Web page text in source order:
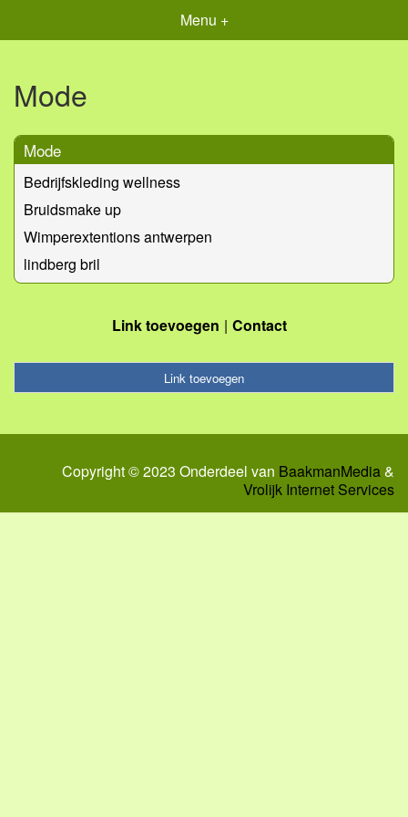
Menu +
Mode
Mode
Bedrijfskleding wellness
Bruidsmake up
Wimperextentions antwerpen
lindberg bril
Link toevoegen Contact
Link toevoegen
Copyright © 2023 Onderdeel van BaakmanMedia&
Vrolijk Internet Services